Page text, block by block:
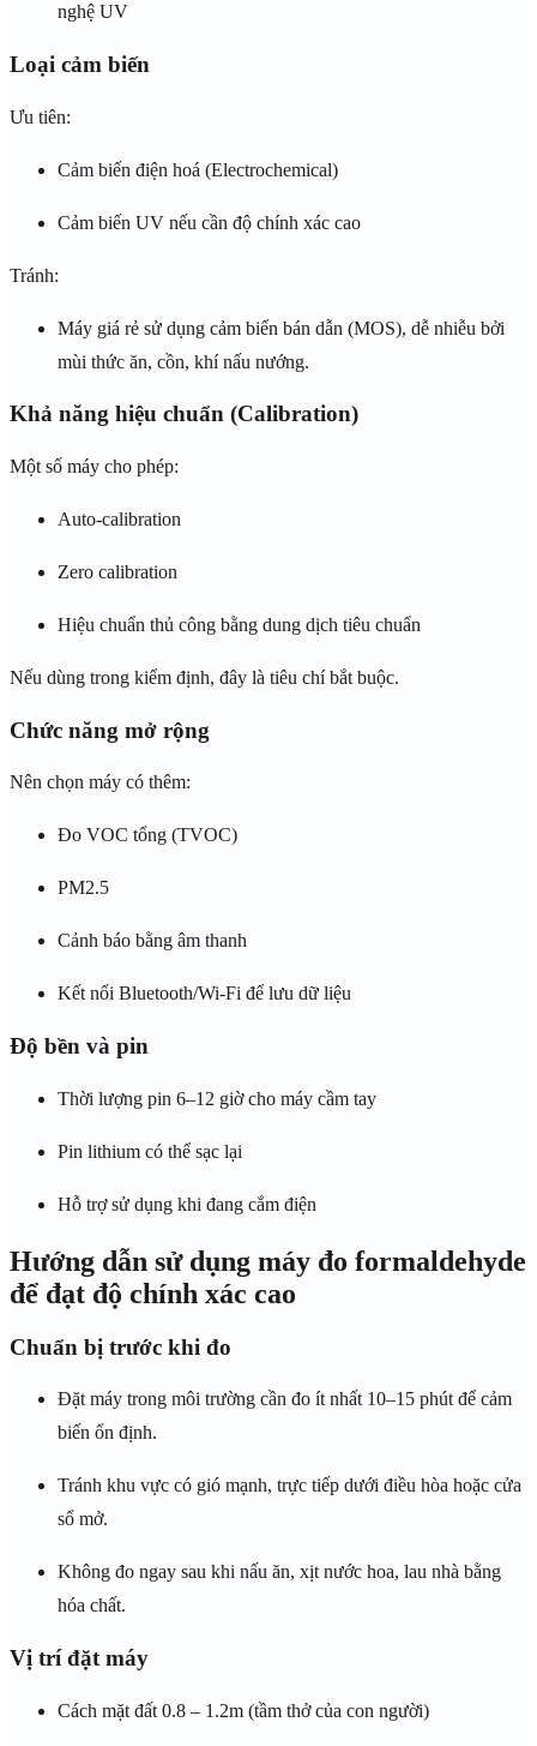
nghệ UV
Loại cảm biến
Ưu tiên:
Cảm biến điện hoá (Electrochemical)
Cảm biến UV nếu cần độ chính xác cao
Tránh:
Máy giá rẻ sử dụng cảm biến bán dẫn (MOS), dễ nhiễu bởi
mùi thức ăn, cồn, khí nấu nướng.
Khả năng hiệu chuẩn (Calibration)
Một số máy cho phép:
Auto-calibration
Zero calibration
Hiệu chuẩn thủ công bằng dung dịch tiêu chuẩn
Nếu dùng trong kiểm định, đây là tiêu chí bắt buộc.
Chức năng mở rộng
Nên chọn máy có thêm:
Đo VOC tổng (TVOC)
PM2.5
Cảnh báo bằng âm thanh
Kết nối Bluetooth/Wi-Fi để lưu dữ liệu
Độ bền và pin
Thời lượng pin 6–12 giờ cho máy cầm tay
Pin lithium có thể sạc lại
Hỗ trợ sử dụng khi đang cắm điện
Hướng dẫn sử dụng máy đo formaldehyde
để đạt độ chính xác cao
Chuẩn bị trước khi đo
Đặt máy trong môi trường cần đo ít nhất 10–15 phút để cảm
biến ổn định.
Tránh khu vực có gió mạnh, trực tiếp dưới điều hòa hoặc cửa
sổ mở.
Không đo ngay sau khi nấu ăn, xịt nước hoa, lau nhà bằng
hóa chất.
Vị trí đặt máy
Cách mặt đất 0.8 – 1.2m (tầm thở của con người)